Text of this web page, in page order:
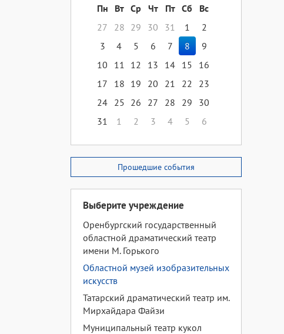
Пн
Вт Ср Чт Пт Сб
Вс
27
28 29 30 31 1
2
3
4 5 6 7 8
9
10
11 12 13 14 15
16
17
18 19 20 21 22
23
24 25 26 27 28 29
30
31
1 2 3 4 5 6
Прошедшие события
Выберите учреждение
Оренбургский государственный
областной драматический театр
имени М. Горького
Областной музей изобразительных
искусств
Татарский драматический театр им.
Мирхайдара Файзи
Муниципальный театр кукол